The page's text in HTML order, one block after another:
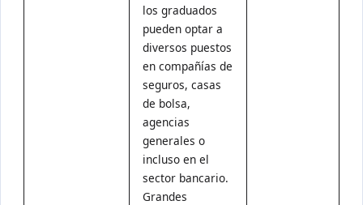
los graduados
pueden optar a
diversos puestos
en compañías de
seguros, casas
de bolsa,
agencias
generales o
incluso en el
sector bancario.
Grandes